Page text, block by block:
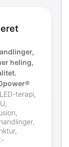
heling,
terapi,